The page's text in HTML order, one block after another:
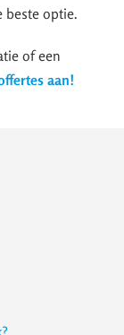
beste optie.
of een
aan!